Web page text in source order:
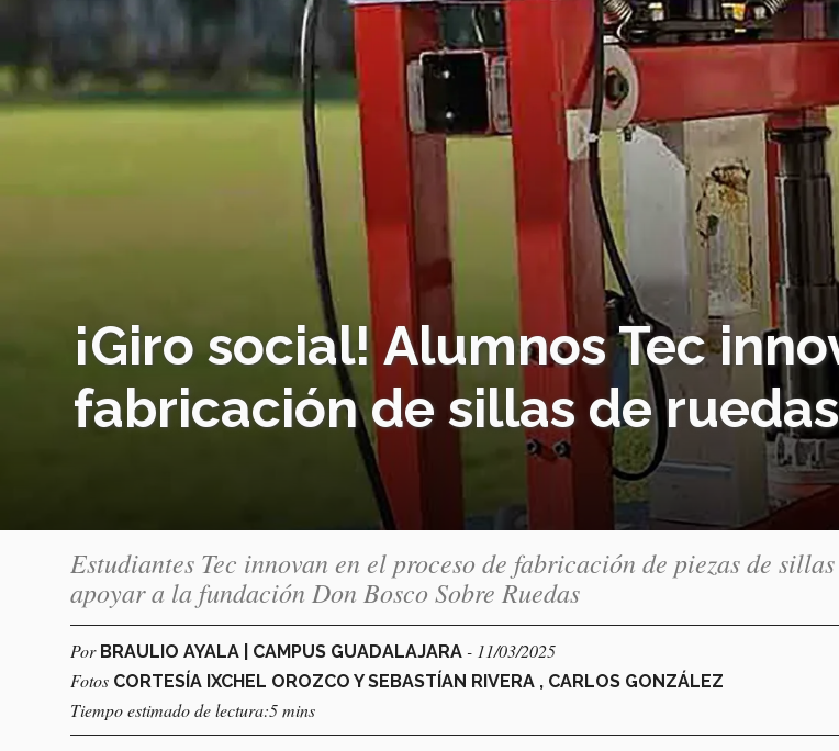
¡Giro social! Alumnos Tec
fabricación de sillas de ruedas
Estudiantes Tec innovan en el proceso de fabricación de piezas de
apoyar a la fundación Don Bosco Sobre Ruedas
Por BRAULIO AYALA | CAMPUS GUADALAJARA - 11/03/2025
Fotos CORTESÍA IXCHEL OROZCO Y SEBASTÍAN RIVERA , CARLOS GONZÁLEZ
Tiempo estimado de lectura:5 mins